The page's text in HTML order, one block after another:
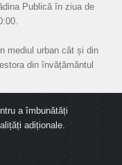
Publică în ziua de
mediul urban cât și din
din învățământul
a.c. la
sucursalelor noastre din
competiției până în
se va prezenta
a îmbunătăți
adiționale.